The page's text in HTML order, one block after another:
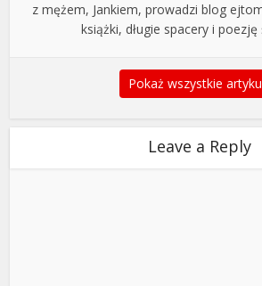
z mężem, Jankiem, prowadzi blog
książki, długie spacery i poezję
Pokaż wszystkie
Leave a Reply